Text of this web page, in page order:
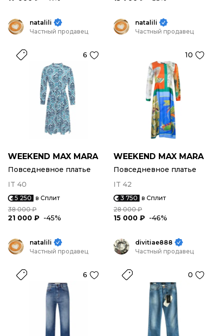
natalili
Частный продавец
6
WEEKEND MAX MARA
Повседневное платье
IT 40
5 250 в Сплит
38 000 ₽
21 000 ₽ -45%
natalili
Частный продавец
10
WEEKEND MAX MARA
Повседневное платье
IT 42
3 750 в Сплит
28 000 ₽
15 000 ₽ -46%
natalili
Частный продавец
6
divitiae888
Частный продавец
0